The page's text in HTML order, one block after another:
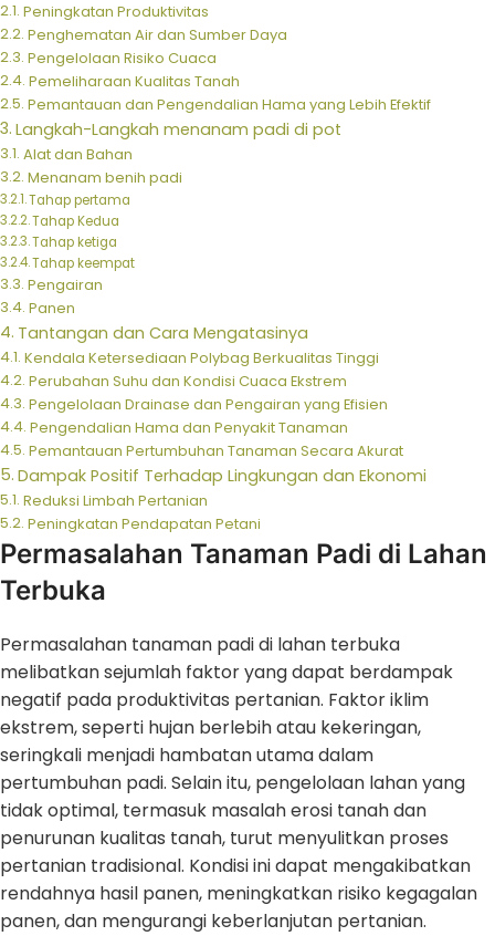
Peningkatan Produktivitas
Penghematan Air dan Sumber Daya
Pengelolaan Risiko Cuaca
Pemeliharaan Kualitas Tanah
Pemantauan dan Pengendalian Hama yang Lebih Efektif
Langkah-Langkah menanam padi di pot
Alat dan Bahan
Menanam benih padi
Tahap pertama
Tahap Kedua
Tahap ketiga
Tahap keempat
Pengairan
Panen
Tantangan dan Cara Mengatasinya
Kendala Ketersediaan Polybag Berkualitas Tinggi
Perubahan Suhu dan Kondisi Cuaca Ekstrem
Pengelolaan Drainase dan Pengairan yang Efisien
Pengendalian Hama dan Penyakit Tanaman
Pemantauan Pertumbuhan Tanaman Secara Akurat
Dampak Positif Terhadap Lingkungan dan Ekonomi
Reduksi Limbah Pertanian
Peningkatan Pendapatan Petani
Permasalahan Tanaman Padi di Lahan
Terbuka
Permasalahan tanaman padi di lahan terbuka
melibatkan sejumlah faktor yang dapat berdampak
negatif pada produktivitas pertanian. Faktor iklim
ekstrem, seperti hujan berlebih atau kekeringan,
seringkali menjadi hambatan utama dalam
pertumbuhan padi. Selain itu, pengelolaan lahan yang
tidak optimal, termasuk masalah erosi tanah dan
penurunan kualitas tanah, turut menyulitkan proses
pertanian tradisional. Kondisi ini dapat mengakibatkan
rendahnya hasil panen, meningkatkan risiko kegagalan
panen, dan mengurangi keberlanjutan pertanian.